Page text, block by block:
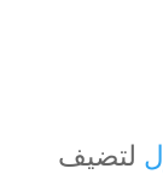
لتضيف